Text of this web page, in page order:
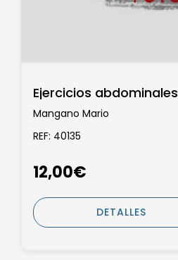
Ejercicios abdominales
Mangano Mario
REF: 40135
12,00€
DETALLES